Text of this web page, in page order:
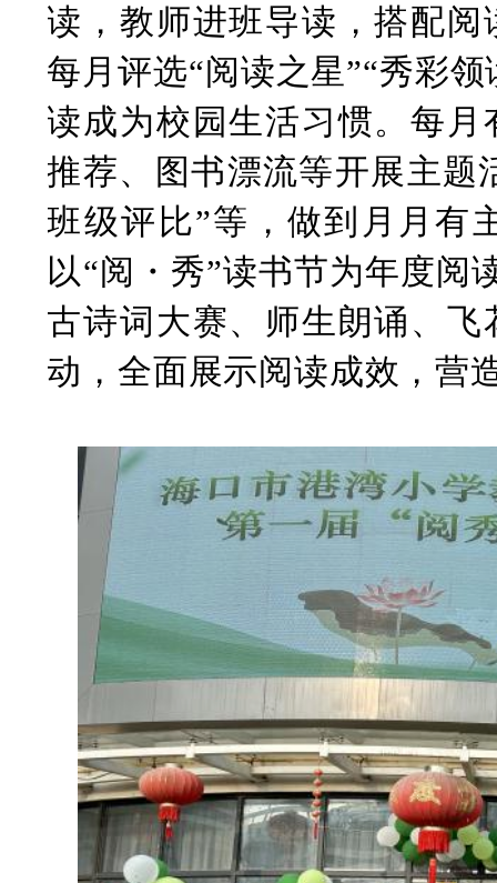
读，教师进班导读，搭配
每月评选“阅读之星”“秀彩
读成为校园生活习惯。每
推荐、图书漂流等开展主题
班级评比”等，做到月月有
以“阅・秀”读书节为年度阅
古诗词大赛、师生朗诵、
动，全面展示阅读成效，营